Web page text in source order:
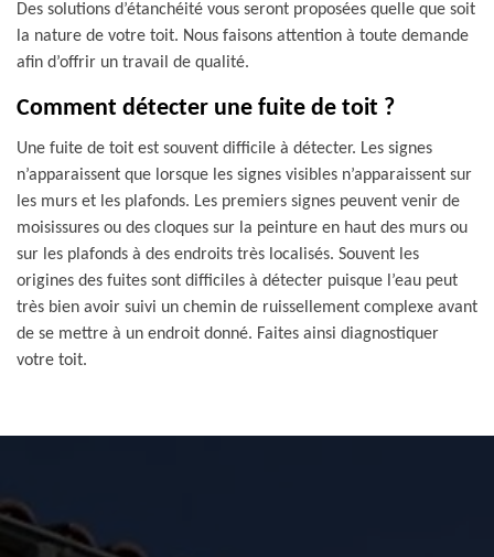
Des solutions d’étanchéité vous seront proposées quelle que soit
la nature de votre toit. Nous faisons attention à toute demande
afin d’offrir un travail de qualité.
Comment détecter une fuite de toit ?
Une fuite de toit est souvent difficile à détecter. Les signes
n’apparaissent que lorsque les signes visibles n’apparaissent sur
les murs et les plafonds. Les premiers signes peuvent venir de
moisissures ou des cloques sur la peinture en haut des murs ou
sur les plafonds à des endroits très localisés. Souvent les
origines des fuites sont difficiles à détecter puisque l’eau peut
très bien avoir suivi un chemin de ruissellement complexe avant
de se mettre à un endroit donné. Faites ainsi diagnostiquer
votre toit.